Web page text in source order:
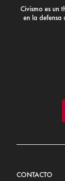
Civismo es un
en la
CONTACTO